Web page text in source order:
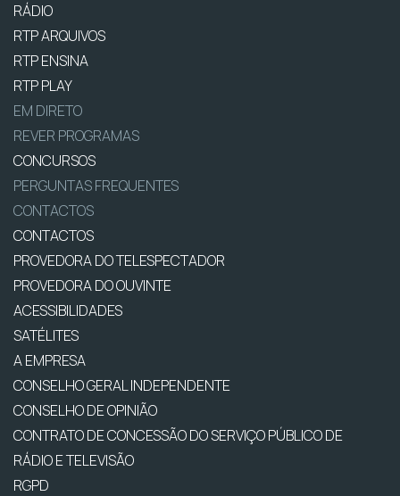
RÁDIO
RTP ARQUIVOS
RTP ENSINA
RTP PLAY
EM DIRETO
REVER PROGRAMAS
CONCURSOS
PERGUNTAS FREQUENTES
CONTACTOS
CONTACTOS
PROVEDORA DO TELESPECTADOR
PROVEDORA DO OUVINTE
ACESSIBILIDADES
SATÉLITES
A EMPRESA
CONSELHO GERAL INDEPENDENTE
CONSELHO DE OPINIÃO
CONTRATO DE CONCESSÃO DO SERVIÇO PÚBLICO DE
RÁDIO E TELEVISÃO
RGPD